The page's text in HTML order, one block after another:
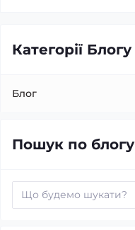
Категорії Блогу
Блог
Про автомобільний
Пошук по блогу